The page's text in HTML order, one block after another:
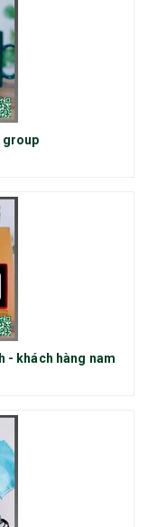
group
- khách hàng nam